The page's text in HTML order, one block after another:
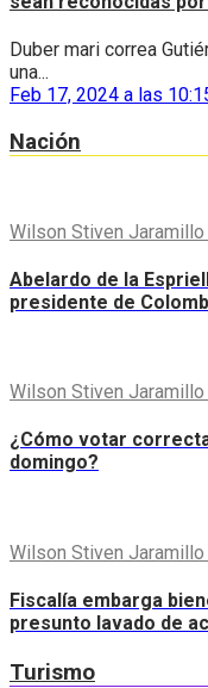
Duber mari correa
una...
Feb 17, 2024 a las
Nación
Wilson Stiven
Abelardo de la
presidente de
Wilson Stiven
¿Cómo votar
domingo?
Wilson Stiven
Fiscalía embarga
presunto lavado de
Turismo